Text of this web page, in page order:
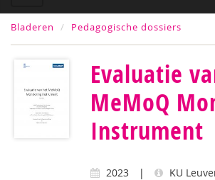
Bladeren Pedagogische dossiers
Evaluatie
MeMoQ
Instrument
2023 | KU